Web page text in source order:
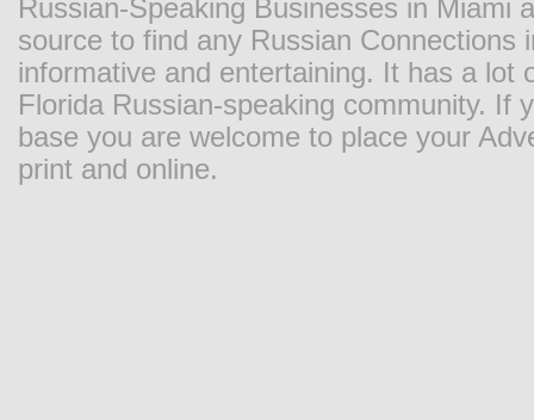
Russian-Speaking Businesses in Miami
source to find any Russian
informative and entertaining. It has a
Florida Russian-speaking community. If
base you are welcome to place your
print and online.